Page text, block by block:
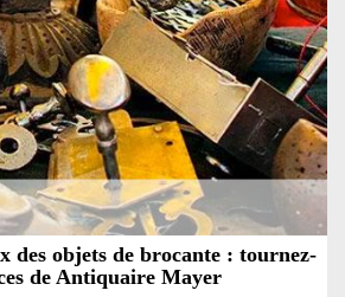
des objets de brocante : tournez-
de Antiquaire Mayer